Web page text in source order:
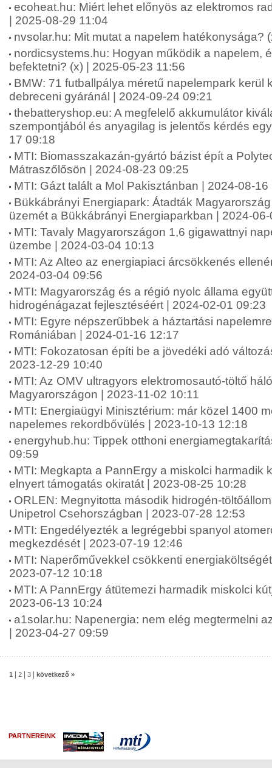
ecoheat.hu: Miért lehet előnyös az elektromos
| 2025-08-29 11:04
nvsolar.hu: Mit mutat a napelem hatékonysága?
nordicsystems.hu: Hogyan működik a napelem,
befektetni? (x) | 2025-05-23 11:56
BMW: 71 futballpálya méretű napelempark kerül
debreceni gyáránál | 2024-09-24 09:21
thebatteryshop.eu: A megfelelő akkumulátor
szempontjából és anyagilag is jelentős kérdés
17 09:18
MTI: Biomasszakazán-gyártó bázist épít a
Mátraszőlősön | 2024-08-23 09:25
MTI: Gázt talált a Mol Pakisztánban | 2024-08-16
Bükkábrányi Energiapark: Átadták
üzemét a Bükkábrányi Energiaparkban | 2024-
MTI: Tavaly Magyarországon 1,6 gigawattnyi
üzembe | 2024-03-04 10:13
MTI: Az Alteo az energiapiaci árcsökkenés
2024-03-04 09:56
MTI: Magyarország és a régió nyolc állama
hidrogénágazat fejlesztéséért | 2024-02-01 09:23
MTI: Egyre népszerűbbek a háztartási
Romániában | 2024-01-16 12:17
MTI: Fokozatosan építi be a jövedéki adó
2023-12-29 10:40
MTI: Az OMV ultragyors elektromosautó-töltő
Magyarországon | 2023-11-02 10:11
MTI: Energiaügyi Minisztérium: már közel 1400
napelemes rekordbővülés | 2023-10-13 12:18
energyhub.hu: Tippek otthoni
09:59
MTI: Megkapta a PannErgy a miskolci harmadik
elnyert támogatás okiratát | 2023-08-25 10:28
ORLEN: Megnyitotta második hidrogén-
Unipetrol Csehországban | 2023-07-28 12:53
MTI: Engedélyezték a legrégebbi spanyol
megkezdését | 2023-07-19 12:46
MTI: Naperőművekkel csökkenti
2023-07-12 10:18
MTI: A PannErgy átütemezi harmadik miskolci
2023-06-13 10:24
a1solar.hu: Napenergia: nem elég megtermelni
| 2023-04-27 09:59
1 2 3 következő »
PARTNEREINK